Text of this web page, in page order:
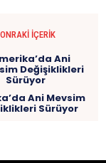
İÇERIK
Ani Mevsim
Sürüyor